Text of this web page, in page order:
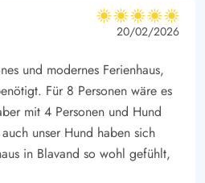
5 von 5
5 von 5
5 out of 5
20/02/2026
und modernes Ferienhaus,
Für 8 Personen wäre es
mit 4 Personen und Hund
unser Hund haben sich
in Blavand so wohl gefühlt,